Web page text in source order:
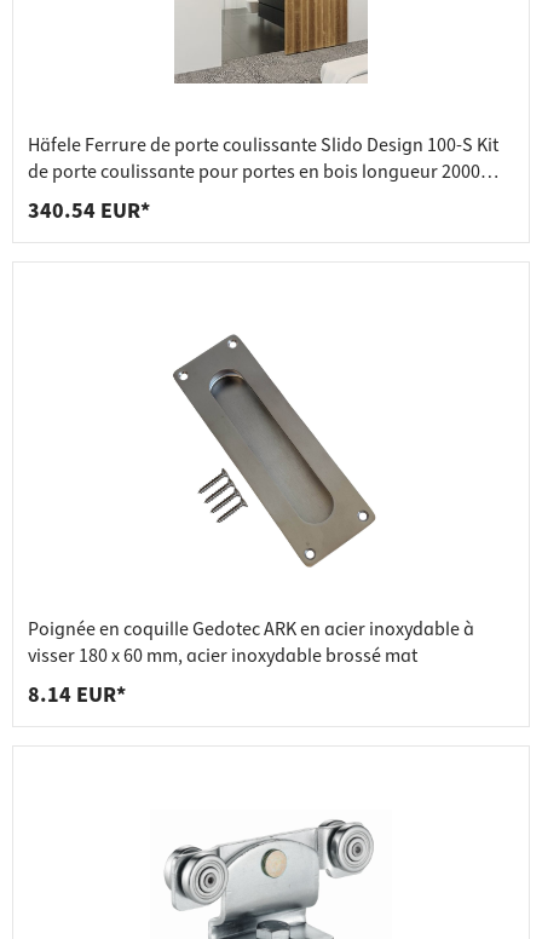
Häfele Ferrure de porte coulissante Slido Design 100-S Kit
de porte coulissante pour portes en bois longueur 2000
mm
340.54 EUR*
Poignée en coquille Gedotec ARK en acier inoxydable à
visser 180 x 60 mm, acier inoxydable brossé mat
8.14 EUR*